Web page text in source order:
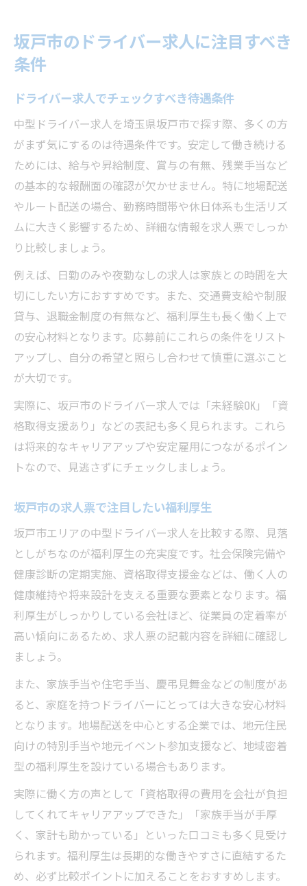
坂戸市のドライバー求人に注目すべき
条件
ドライバー求人でチェックすべき待遇条件
中型ドライバー求人を埼玉県坂戸市で探す際、多くの方
がまず気にするのは待遇条件です。安定して働き続ける
ためには、給与や昇給制度、賞与の有無、残業手当など
の基本的な報酬面の確認が欠かせません。特に地場配送
やルート配送の場合、勤務時間帯や休日体系も生活リズ
ムに大きく影響するため、詳細な情報を求人票でしっか
り比較しましょう。
例えば、日勤のみや夜勤なしの求人は家族との時間を大
切にしたい方におすすめです。また、交通費支給や制服
貸与、退職金制度の有無など、福利厚生も長く働く上で
の安心材料となります。応募前にこれらの条件をリスト
アップし、自分の希望と照らし合わせて慎重に選ぶこと
が大切です。
実際に、坂戸市のドライバー求人では「未経験OK」「資
格取得支援あり」などの表記も多く見られます。これら
は将来的なキャリアアップや安定雇用につながるポイン
トなので、見逃さずにチェックしましょう。
坂戸市の求人票で注目したい福利厚生
坂戸市エリアの中型ドライバー求人を比較する際、見落
としがちなのが福利厚生の充実度です。社会保険完備や
健康診断の定期実施、資格取得支援金などは、働く人の
健康維持や将来設計を支える重要な要素となります。福
利厚生がしっかりしている会社ほど、従業員の定着率が
高い傾向にあるため、求人票の記載内容を詳細に確認し
ましょう。
また、家族手当や住宅手当、慶弔見舞金などの制度があ
ると、家庭を持つドライバーにとっては大きな安心材料
となります。地場配送を中心とする企業では、地元住民
向けの特別手当や地元イベント参加支援など、地域密着
型の福利厚生を設けている場合もあります。
実際に働く方の声として「資格取得の費用を会社が負担
してくれてキャリアアップできた」「家族手当が手厚
く、家計も助かっている」といった口コミも多く見受け
られます。福利厚生は長期的な働きやすさに直結するた
め、必ず比較ポイントに加えることをおすすめします。